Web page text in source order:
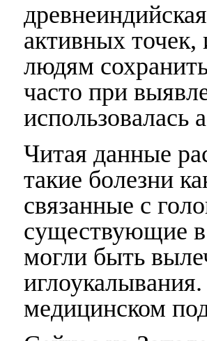
активных точек,
людям
часто при
использовалась
Читая данные
такие болезни
связанные с
существующие
могли быть
медицинском